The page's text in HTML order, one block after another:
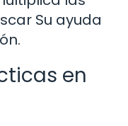
Su ayuda
en